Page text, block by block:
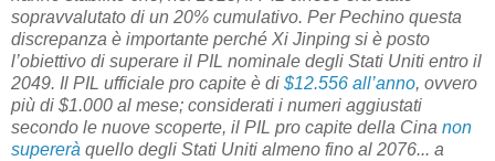
sopravvalutato di un 20% cumulativo. Per Pechino questa
discrepanza è importante perché Xi Jinping si è posto
l’obiettivo di superare il PIL nominale degli Stati Uniti entro il
2049. Il PIL ufficiale pro capite è di $12.556 all’anno, ovvero
più di $1.000 al mese; considerati i numeri aggiustati
secondo le nuove scoperte, il PIL pro capite della Cina non
supererà quello degli Stati Uniti almeno fino al 2076... a